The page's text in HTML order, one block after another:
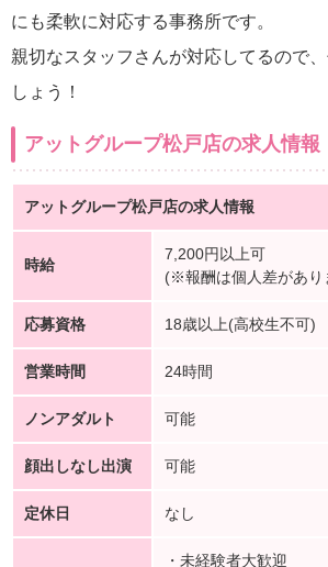
にも柔軟に対応する事務所です。
親切なスタッフさんが対応してるので
しょう！
アットグループ松戸店の求人情報
アットグループ松戸店の求人情報
時給
7,200円以上可
(※報酬は個人差があり
応募資格 18歳以上(高校生不可)
営業時間 24時間
ノンアダルト 可能
顔出しなし出演 可能
定休日 なし
・未経験者大歓迎